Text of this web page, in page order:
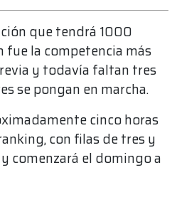
que tendrá 1000
la competencia más
y todavía faltan tres
se pongan en marcha.
cinco horas
con filas de tres y
comenzará el domingo a